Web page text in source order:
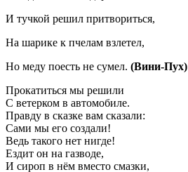
И тучкой решил притвориться,
На шарике к пчелам взлетел,
Но меду поесть не сумел. (Вини-Пух)
Прокатиться мы решили
С ветерком в автомобиле.
Правду в сказке вам сказали:
Сами мы его создали!
Ведь такого нет нигде!
Ездит он на газводе,
И сироп в нём вместо смазки,